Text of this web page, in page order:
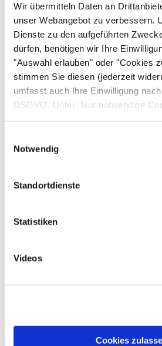
Wir übermitteln Daten an
unser Webangebot zu verbessern.
Dienste zu den aufgeführten
dürfen, benötigen wir Ihre
"Auswahl erlauben" oder "Cookies
stimmen Sie diesen (jederzeit
umfasst auch Ihre Einwilligung
DSGVO. Unter "Nur notwendige
Notwendig
Standortdienste
Statistiken
Videos
Cookies
eine Naht von
und/oder eine Raffung von
Kapselbandanteilen infrage.
meist im Rahmen einer
arthroskopisch, möglich.
Versorgung folgt (je nach
individuell angepasste
Schulter allmählich wieder
Prognose
Wird die Sportlerschulter früh
lässt sich die Trainings- und
oft wiederherstellen. Bei
konservativen bzw.
Manche Schäden lassen sich